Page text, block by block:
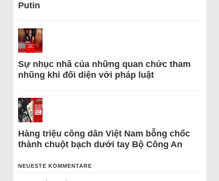
Putin
Sự nhục nhã của những quan chức tham
nhũng khi đối diện với pháp luật
Hàng triệu công dân Việt Nam bỗng chốc
thành chuột bạch dưới tay Bộ Công An
NEUESTE KOMMENTARE